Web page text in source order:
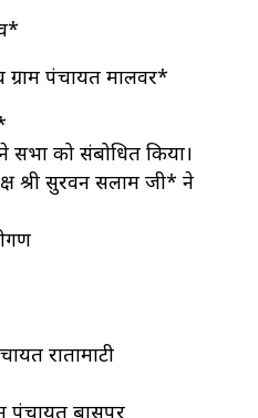
पंचायत मालवर*
सभा को संबोधित किया।
श्री सुरवन सलाम जी* ने
रातामाटी
पंचायत बासपुर